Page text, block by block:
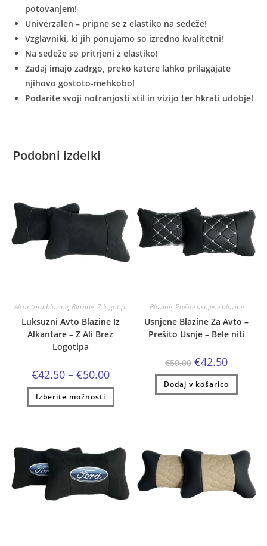
potovanjem!
Univerzalen – pripne se z elastiko na sedeže!
Vzglavniki, ki jih ponujamo so izredno kvalitetni!
Na sedeže so pritrjeni z elastiko!
Zadaj imajo zadrgo, preko katere lahko prilagajate
njihovo gostoto-mehkobo!
Podarite svoji notranjosti stil in vizijo ter hkrati udobje!
Podobni izdelki
Alcantara blazine, Blazine, Z logotipi
Luksuzni Avto Blazine Iz
Alkantare – Z Ali Brez
Logotipa
€42.50 – €50.00Cenovni
razpon:
od
do
Izberite možnosti
Ta
ima
izberete
strani
izdelka
Blazine, Prešite usnjene blazine
Usnjene Blazine Za Avto –
Prešito Usnje – Bele niti
€50.00 Izvirna
cena
je
bila:
€50.00.
€42.50Trenutna
je:
€42.50.
Dodaj v košarico